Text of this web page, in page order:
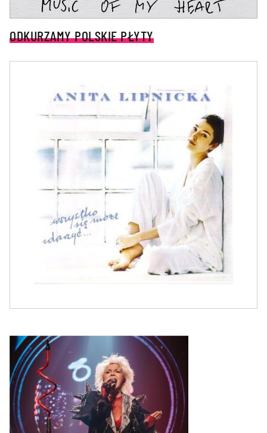
ODKURZAMY POLSKIE PŁYTY